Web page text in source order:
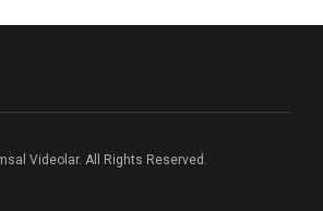
Videolar. All Rights Reserved.